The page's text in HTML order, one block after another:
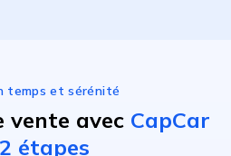
temps et sérénité
vente avec CapCar
étapes